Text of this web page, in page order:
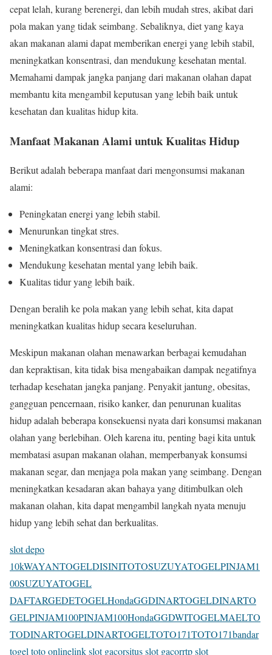
cepat lelah, kurang berenergi, dan lebih mudah stres, akibat dari
pola makan yang tidak seimbang. Sebaliknya, diet yang kaya
akan makanan alami dapat memberikan energi yang lebih stabil,
meningkatkan konsentrasi, dan mendukung kesehatan mental.
Memahami dampak jangka panjang dari makanan olahan dapat
membantu kita mengambil keputusan yang lebih baik untuk
kesehatan dan kualitas hidup kita.
Manfaat Makanan Alami untuk Kualitas Hidup
Berikut adalah beberapa manfaat dari mengonsumsi makanan
alami:
Peningkatan energi yang lebih stabil.
Menurunkan tingkat stres.
Meningkatkan konsentrasi dan fokus.
Mendukung kesehatan mental yang lebih baik.
Kualitas tidur yang lebih baik.
Dengan beralih ke pola makan yang lebih sehat, kita dapat
meningkatkan kualitas hidup secara keseluruhan.
Meskipun makanan olahan menawarkan berbagai kemudahan
dan kepraktisan, kita tidak bisa mengabaikan dampak negatifnya
terhadap kesehatan jangka panjang. Penyakit jantung, obesitas,
gangguan pencernaan, risiko kanker, dan penurunan kualitas
hidup adalah beberapa konsekuensi nyata dari konsumsi makanan
olahan yang berlebihan. Oleh karena itu, penting bagi kita untuk
membatasi asupan makanan olahan, memperbanyak konsumsi
makanan segar, dan menjaga pola makan yang seimbang. Dengan
meningkatkan kesadaran akan bahaya yang ditimbulkan oleh
makanan olahan, kita dapat mengambil langkah nyata menuju
hidup yang lebih sehat dan berkualitas.
slot depo
10kWAYANTOGELDISINITOTOSUZUYATOGELPINJAM1
00SUZUYATOGEL
DAFTARGEDETOGELHondaGGDINARTOGELDINARTO
GELPINJAM100PINJAM100HondaGGDWITOGELMAELTO
TODINARTOGELDINARTOGELTOTO171TOTO171bandar
togel toto onlinelink slot gacorsitus slot gacorrtp slot